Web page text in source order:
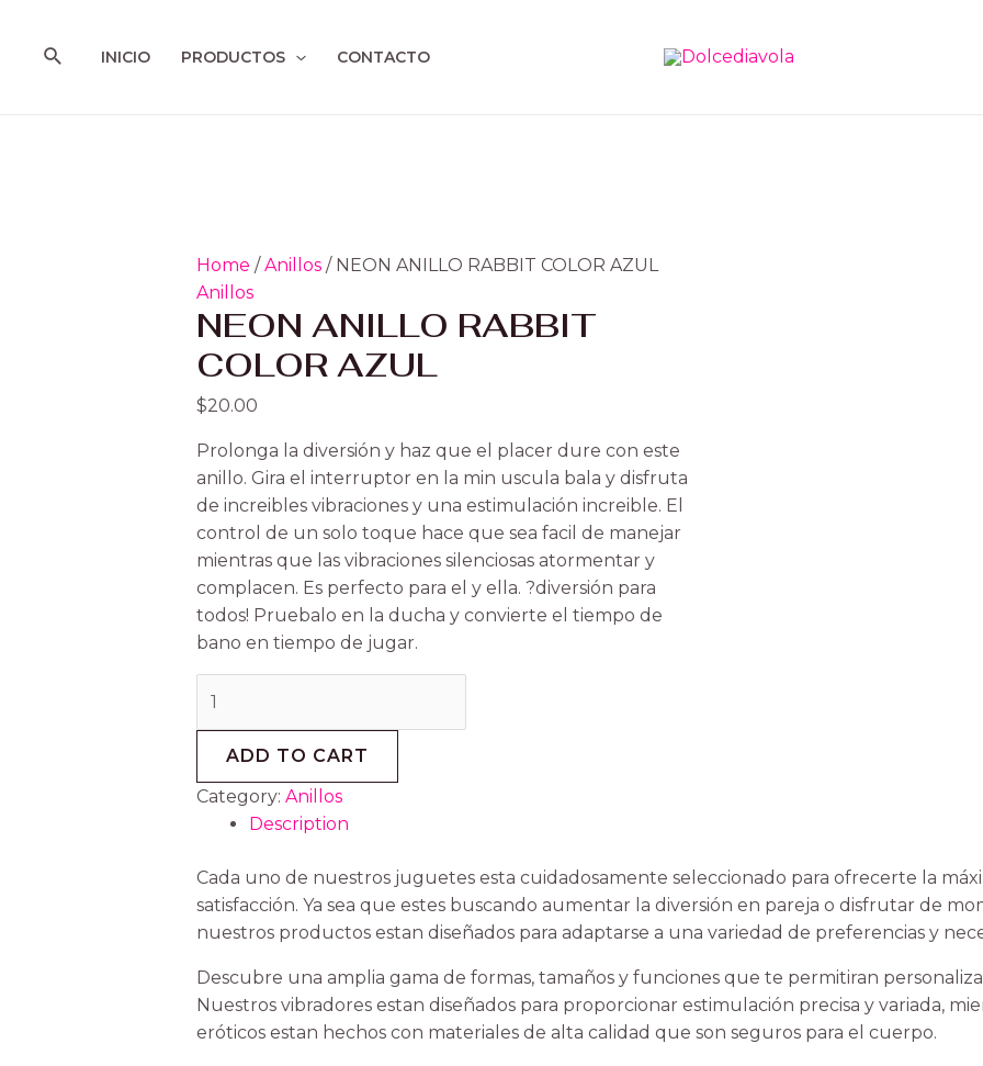
contenido
BuscarINICIO PRODUCTOS CONTACTO
Home / Anillos/ NEON ANILLO RABBIT COLOR AZUL
Anillos
NEON ANILLO RABBIT
COLOR AZUL
$20.00
Prolonga la diversión y haz que el placer dure con este
anillo. Gira el interruptor en la min uscula bala y disfruta
de increibles vibraciones y una estimulación increible. El
control de un solo toque hace que sea facil de manejar
mientras que las vibraciones silenciosas atormentar y
complacen. Es perfecto para el y ella. ?diversión para
todos! Pruebalo en la ducha y convierte el tiempo de
bano en tiempo de jugar.
RABBIT
ADD TO CART
Category: Anillos
Description
Cada uno de nuestros juguetes esta cuidadosamente seleccionado para ofrecerte la
satisfacción. Ya sea que estes buscando aumentar la diversión en pareja o disfrutar de
nuestros productos estan diseñados para adaptarse a una variedad de preferencias y
Descubre una amplia gama de formas, tamaños y funciones que te permitiran
Nuestros vibradores estan diseñados para proporcionar estimulación precisa y variada,
eróticos estan hechos con materiales de alta calidad que son seguros para el cuerpo.